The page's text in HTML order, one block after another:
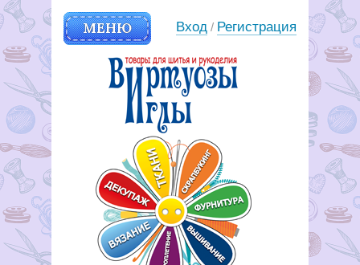
МЕНЮ Вход / Регистрация